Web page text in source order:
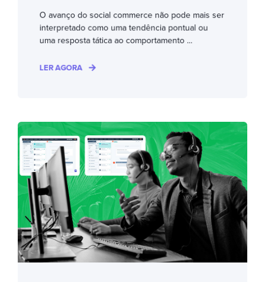
O avanço do social commerce não pode mais ser
interpretado como uma tendência pontual ou
uma resposta tática ao comportamento ...
LER AGORA